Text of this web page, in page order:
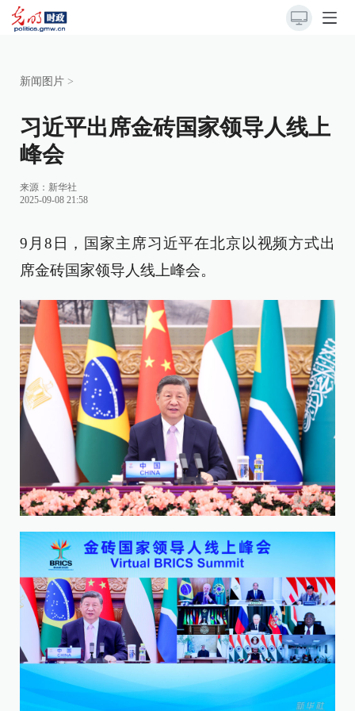
新闻图片 >
习近平出席金砖国家领导人线上
峰会
来源： 新华社
2025-09-08 21:58
9月8日，国家主席习近平在北京以视频方式出
席金砖国家领导人线上峰会。